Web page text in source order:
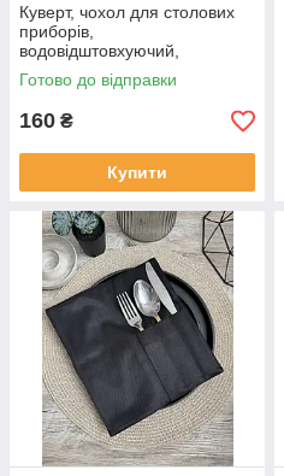
Куверт, чохол для столових
приборів,
водовідштовхуючий,
бежевий, два відділення
Готово до відправки
160 ₴
Купити